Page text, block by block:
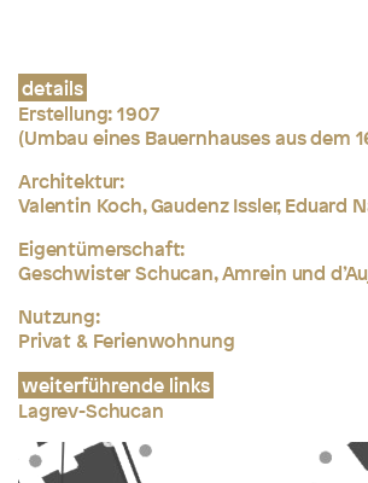
details
Erstellung: 1907
(Umbau eines Bauernhauses aus dem
Architektur:
Valentin Koch, Gaudenz Issler, Eduard
Eigentümerschaft:
Geschwister Schucan, Amrein und
Nutzung:
Privat & Ferienwohnung
weiterführende links
Lagrev-Schucan